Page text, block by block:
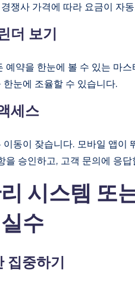
쟁사 가격에 따라 요금이 자
더 보기
예약을 한눈에 볼 수 있는 마
한눈에 조율할 수 있습니다.
세스
이동이 잦습니다. 모바일 앱이
을 승인하고, 고객 문의에 응
시스템 또
수
집중하기